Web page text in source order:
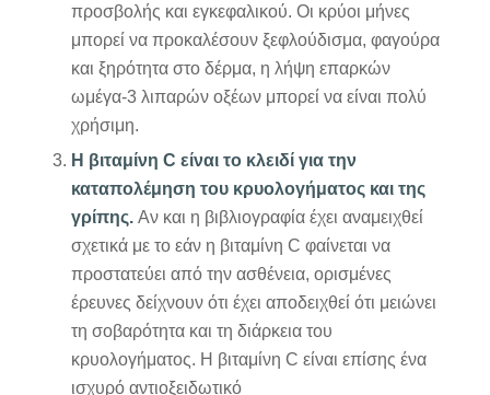
προσβολής και εγκεφαλικού. Οι κρύοι μήνες
μπορεί να προκαλέσουν ξεφλούδισμα, φαγούρα
και ξηρότητα στο δέρμα, η λήψη επαρκών
ωμέγα-3 λιπαρών οξέων μπορεί να είναι πολύ
χρήσιμη.
Η βιταμίνη C είναι το κλειδί για την
καταπολέμηση του κρυολογήματος και της
γρίπης. Αν και η βιβλιογραφία έχει αναμειχθεί
σχετικά με το εάν η βιταμίνη C φαίνεται να
προστατεύει από την ασθένεια, ορισμένες
έρευνες δείχνουν ότι έχει αποδειχθεί ότι μειώνει
τη σοβαρότητα και τη διάρκεια του
κρυολογήματος. Η βιταμίνη C είναι επίσης ένα
ισχυρό αντιοξειδωτικό